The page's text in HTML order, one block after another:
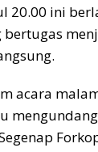
20.00 ini
bertugas
acara